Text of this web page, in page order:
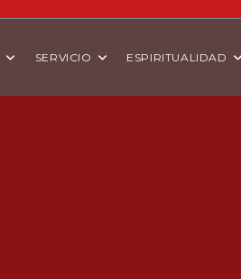
SERVICIO ESPIRITUALIDAD